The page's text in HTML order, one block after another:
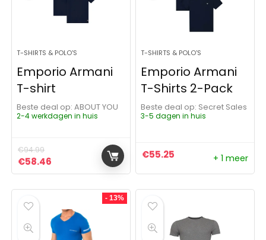
T-SHIRTS & POLO'S
Emporio Armani
T-shirt
Beste deal op:
ABOUT YOU
2-4 werkdagen in huis
€94.99
Oorspronkelijke prijs was: €94.99.
€58.46 Huidige prijs is: €58.46.
T-SHIRTS & POLO'S
Emporio Armani
T-Shirts 2-Pack
Beste deal op:
Secret Sales
3-5 dagen in huis
€55.25 + 1 meer
- 13%